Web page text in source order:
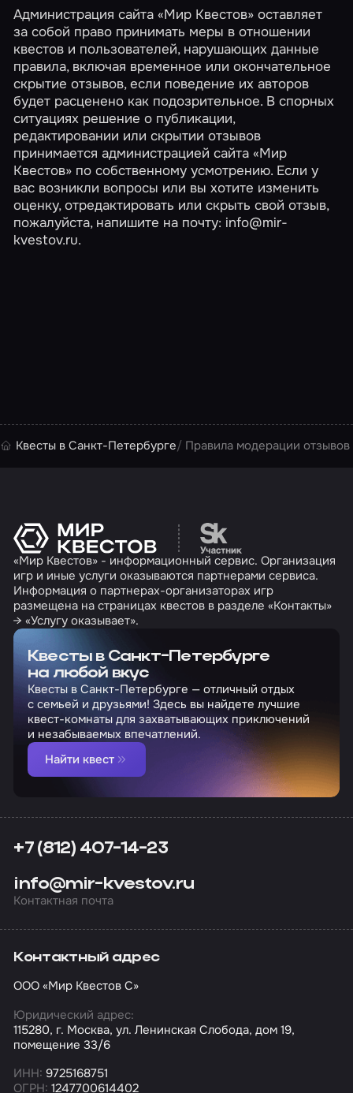
Администрация сайта «Мир Квестов» оставляет
за собой право принимать меры в отношении
квестов и пользователей, нарушающих данные
правила, включая временное или окончательное
скрытие отзывов, если поведение их авторов
будет расценено как подозрительное. В спорных
ситуациях решение о публикации,
редактировании или скрытии отзывов
принимается администрацией сайта «Мир
Квестов» по собственному усмотрению. Если у
вас возникли вопросы или вы хотите изменить
оценку, отредактировать или скрыть свой отзыв,
пожалуйста, напишите на почту: info@mir-
kvestov.ru.
Квесты в Санкт-Петербурге Правила модерации отзывов
Перейти на сайт
«Мир Квестов» - информационный сервис. Организация
игр и иные услуги оказываются партнерами сервиса.
Информация о партнерах-организаторах игр
размещена на страницах квестов в разделе «Контакты»
→ «Услугу оказывает».
Квесты в Санкт-Петербурге
на любой вкус
Квесты в Санкт-Петербурге — отличный отдых
с семьей и друзьями! Здесь вы найдете лучшие
квест-комнаты для захватывающих приключений
и незабываемых впечатлений.
Найти квест
+7 (812) 407-14-23
info@mir-kvestov.ru
Контактная почта
Контактный адрес
ООО «Мир Квестов С»
Юридический адрес:
115280, г. Москва, ул. Ленинская Слобода, дом 19,
помещение 33/6
ИНН: 9725168751
ОГРН: 1247700614402